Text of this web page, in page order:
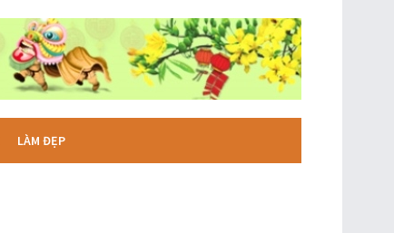
LÀM ĐẸP